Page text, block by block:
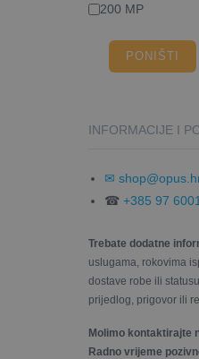
200 MP
PONIŠTI
INFORMACIJE I
✉
☎ +385 97
Trebate dodatne
uslugama, rokovima
dostave robe ili
prijedlog, prigovor ili
Molimo kontaktirajte
Radno vrijeme